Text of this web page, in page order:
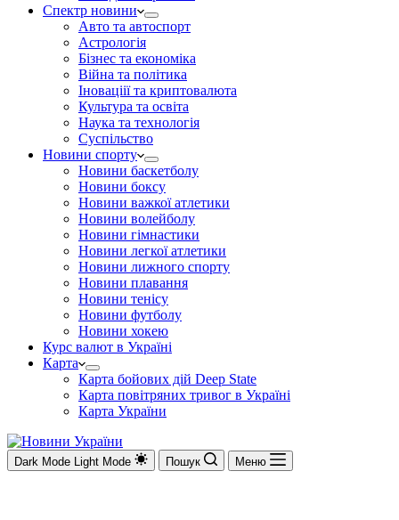
Спектр новини
Авто та автоспорт
Астрологія
Бізнес та економіка
Війна та політика
Іноваціії та криптовалюта
Культура та освіта
Наука та технологія
Суспільство
Новини спорту
Новини баскетболу
Новини боксу
Новини важкої атлетики
Новини волейболу
Новини гімнастики
Новини легкої атлетики
Новини лижного спорту
Новини плавання
Новини тенісу
Новини футболу
Новини хокею
Курс валют в Україні
Карта
Карта бойових дій Deep State
Карта повітряних тривог в Україні
Карта України
Dark Mode Light Mode Пошук Меню